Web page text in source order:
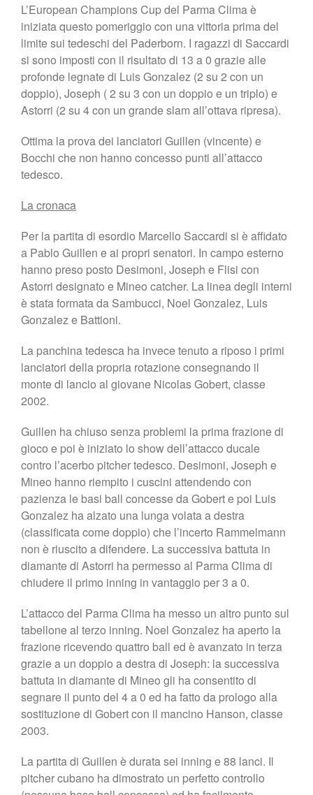
L’European Champions Cup del Parma Clima è
iniziata questo pomeriggio con una vittoria prima del
limite sui tedeschi del Paderborn. I ragazzi di Saccardi
si sono imposti con il risultato di 13 a 0 grazie alle
profonde legnate di Luis Gonzalez (2 su 2 con un
doppio), Joseph ( 2 su 3 con un doppio e un triplo) e
Astorri (2 su 4 con un grande slam all’ottava ripresa).
Ottima la prova dei lanciatori Guillen (vincente) e
Bocchi che non hanno concesso punti all’attacco
tedesco.
La cronaca
Per la partita di esordio Marcello Saccardi si è affidato
a Pablo Guillen e ai propri senatori. In campo esterno
hanno preso posto Desimoni, Joseph e Flisi con
Astorri designato e Mineo catcher. La linea degli interni
è stata formata da Sambucci, Noel Gonzalez, Luis
Gonzalez e Battioni.
La panchina tedesca ha invece tenuto a riposo i primi
lanciatori della propria rotazione consegnando il
monte di lancio al giovane Nicolas Gobert, classe
2002.
Guillen ha chiuso senza problemi la prima frazione di
gioco e poi è iniziato lo show dell’attacco ducale
contro l’acerbo pitcher tedesco. Desimoni, Joseph e
Mineo hanno riempito i cuscini attendendo con
pazienza le basi ball concesse da Gobert e poi Luis
Gonzalez ha alzato una lunga volata a destra
(classificata come doppio) che l’incerto Rammelmann
non è riuscito a difendere. La successiva battuta in
diamante di Astorri ha permesso al Parma Clima di
chiudere il primo inning in vantaggio per 3 a 0.
L’attacco del Parma Clima ha messo un altro punto sul
tabellone al terzo inning. Noel Gonzalez ha aperto la
frazione ricevendo quattro ball ed è avanzato in terza
grazie a un doppio a destra di Joseph: la successiva
battuta in diamante di Mineo gli ha consentito di
segnare il punto del 4 a 0 ed ha fatto da prologo alla
sostituzione di Gobert con il mancino Hanson, classe
2003.
La partita di Guillen è durata sei inning e 88 lanci. Il
pitcher cubano ha dimostrato un perfetto controllo